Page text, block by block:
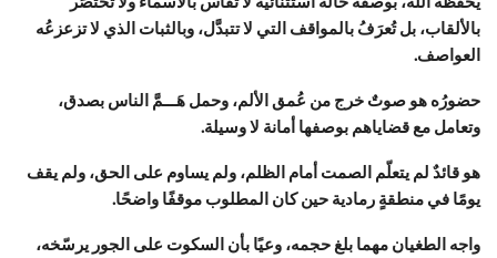
بالألقاب، بل تُعرَفُ بالمواقف التي لا تتبدَّل، وبالثبات الذي لا تزعزعُه
العواصف.
حضورُه هو صوتٌ خرج من عُمق الألم، وحمل هَـــمَّ الناس بصدق،
وتعامل مع قضاياهم بوصفها أمانة لا وسيلة.
هو قائدٌ لم يتعلّم الصمت أمام الظلم، ولم يساوم على الحق، ولم يقف
يومًا في منطقةٍ رمادية حين كان المطلوب موقفًا واضحًا.
واجه الطغيان مهما بلغ حجمه، وعيًا بأن السكوت على الجور يرسّخه،